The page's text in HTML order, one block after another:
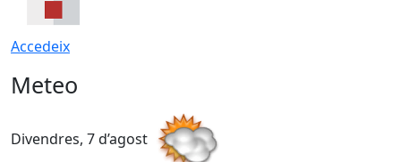
Accedeix
Meteo
Divendres, 7 d’agost